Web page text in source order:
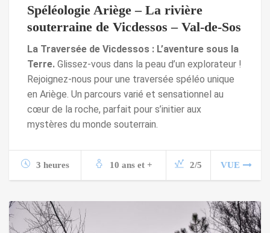
Spéléologie Ariège – La rivière
souterraine de Vicdessos – Val-de-Sos
La Traversée de Vicdessos : L’aventure sous la
Terre. Glissez-vous dans la peau d’un explorateur !
Rejoignez-nous pour une traversée spéléo unique
en Ariège. Un parcours varié et sensationnel au
cœur de la roche, parfait pour s’initier aux
mystères du monde souterrain.
3 heures 10 ans et + 2/5 VUE